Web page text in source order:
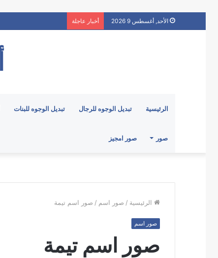
الأحد, أغسطس 9 2026 أخبار عاجلة
الرئيسية تبديل الوجوه للرجال تبديل الوجوه للبنات
صور صور امجيز
الرئيسية / صور اسم / صور اسم تيمة
صور اسم
صور اسم تيمة